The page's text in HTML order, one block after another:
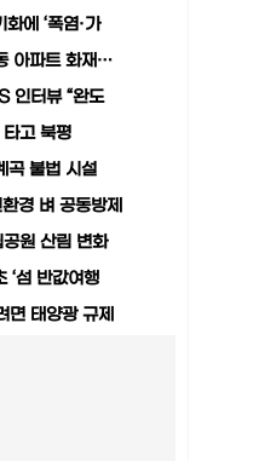
에 ‘폭염·가
아파트 화재…
인터뷰 “완도
타고 북평
곡 불법 시설
경 벼 공동방제
원 산림 변화
‘섬 반값여행
면 태양광 규제